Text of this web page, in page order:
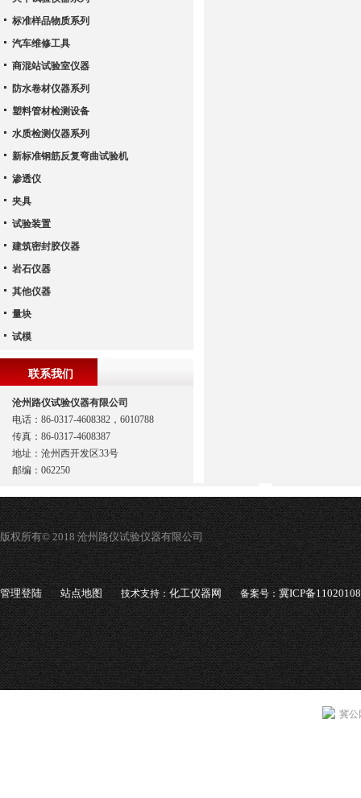
标准样品物质系列
汽车维修工具
商混站试验室仪器
防水卷材仪器系列
塑料管材检测设备
水质检测仪器系列
新标准钢筋反复弯曲试验机
渗透仪
夹具
试验装置
建筑密封胶仪器
岩石仪器
其他仪器
量块
试模
联系我们
沧州路仪试验仪器有限公司
电话：86-0317-4608382，6010788
传真：86-0317-4608387
地址：沧州西开发区33号
邮编：062250
版权所有© 2018 沧州路仪试验仪器有限公司
管理登陆 站点地图 技术支持：化工仪器网 备案号：冀ICP备
冀公